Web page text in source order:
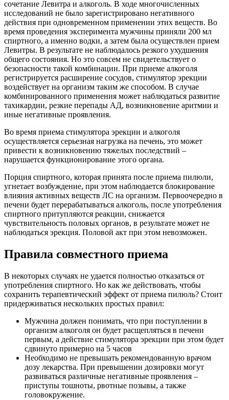
сочетание Левитра и алкоголь. В ходе многочисленных
исследований не было зарегистрировано негативного
действия при одновременном применении этих веществ. Во
время проведения эксперимента мужчины приняли 200 мл
спиртного, а именно водки, а затем была осуществлен прием
Левитры. В результате не наблюдалось резкого ухудшения
общего состояния. Но это совсем не свидетельствует о
безопасности такой комбинации. При приеме алкоголя
регистрируется расширение сосудов, стимулятор эрекции
воздействует на организм таким же способом. В случае
комбинированного применения может наблюдаться развитие
тахикардии, резкие перепады АД, возникновение аритмии и
иные негативные проявления.
Во время приема стимулятора эрекции и алкоголя
осуществляется серьезная нагрузка на печень, это может
привести к возникновению тяжелых последствий –
нарушается функционирование этого органа.
Порция спиртного, которая принята после приема пилюли,
угнетает возбуждение, при этом наблюдается блокирование
влияния активных веществ ЛС на организм. Первоочередно в
печени будет перерабатываться алкоголь, после употребления
спиртного притупляются реакции, снижается
чувствительность половых органов, в результате может не
наблюдаться эрекция. Половой акт при этом невозможен.
Правила совместного приема
В некоторых случаях не удается полностью отказаться от
употребления спиртного. Но как же действовать, чтобы
сохранить терапевтический эффект от приема пилюль? Стоит
придерживаться нескольких простых правил:
Мужчина должен понимать, что при поступлении в
организм алкоголя он будет расщепляться в печени
первым, а действие стимулятора эрекции при этом будет
сдвинуто примерно на 5 часов
Необходимо не превышать рекомендованную врачом
дозу лекарства. При превышении дозировки могут
развиваться различные негативные проявления –
приступы тошноты, рвотные позывы, а также
головокружение.